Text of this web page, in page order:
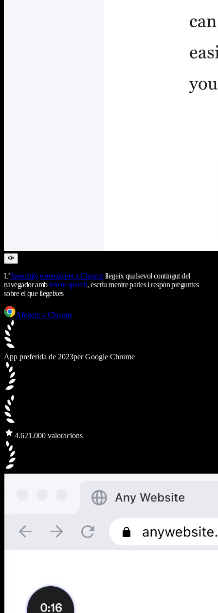
L’Speechify extensió per a Chromellegeix qualsevol contingut del
navegador ambtext to speech, escriu mentre parles i respon preguntes
sobre el que llegeixes
Afegeix a Chrome
App preferida de 2023per Google Chrome
4.621.000 valoracions